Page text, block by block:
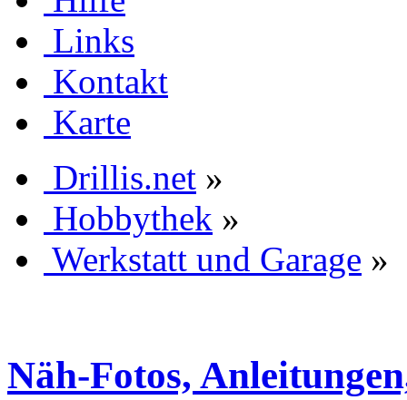
Links
Kontakt
Karte
Drillis.net »
Hobbythek »
Werkstatt und Garage »
Näh-Fotos,